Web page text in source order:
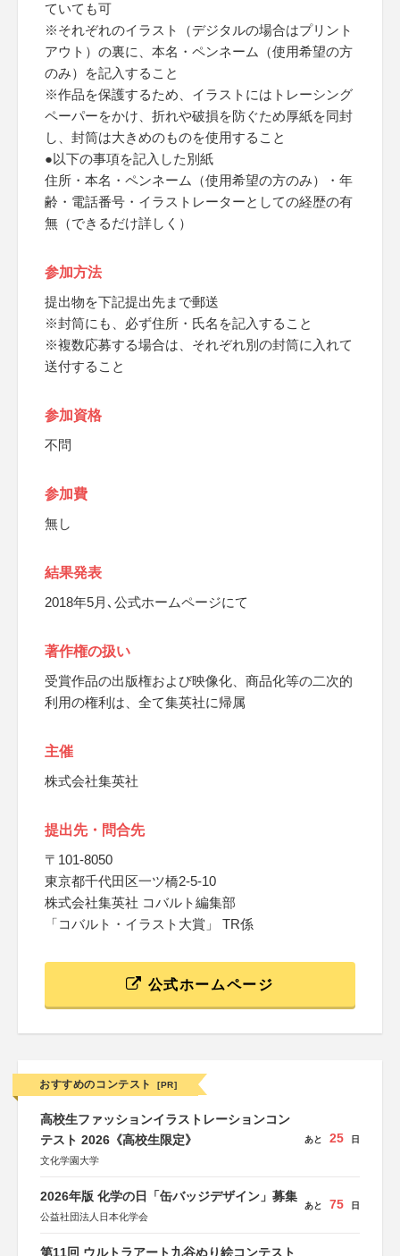
ていても可
※それぞれのイラスト（デジタルの場合はプリント
アウト）の裏に、本名・ペンネーム（使用希望の方
のみ）を記入すること
※作品を保護するため、イラストにはトレーシング
ペーパーをかけ、折れや破損を防ぐため厚紙を同封
し、封筒は大きめのものを使用すること
●以下の事項を記入した別紙
住所・本名・ペンネーム（使用希望の方のみ）・年
齢・電話番号・イラストレーターとしての経歴の有
無（できるだけ詳しく）
参加方法
提出物を下記提出先まで郵送
※封筒にも、必ず住所・氏名を記入すること
※複数応募する場合は、それぞれ別の封筒に入れて
送付すること
参加資格
不問
参加費
無し
結果発表
2018年5月､公式ホームページにて
著作権の扱い
受賞作品の出版権および映像化、商品化等の二次的
利用の権利は、全て集英社に帰属
主催
株式会社集英社
提出先・問合先
〒101-8050
東京都千代田区一ツ橋2-5-10
株式会社集英社 コバルト編集部
「コバルト・イラスト大賞」 TR係
公式ホームページ
おすすめのコンテスト [PR]
高校生ファッションイラストレーションコン
テスト 2026《高校生限定》
文化学園大学
あと 25 日
2026年版 化学の日「缶バッジデザイン」募集
公益社団法人日本化学会
あと 75 日
第11回 ウルトラアート九谷ぬり絵コンテスト